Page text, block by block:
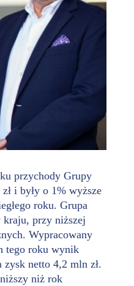
przychody Grupy
i były o 1% wyższe
roku. Grupa
kraju, przy niższej
Wypracowany
tego roku wynik
netto 4,2 mln zł.
niż rok